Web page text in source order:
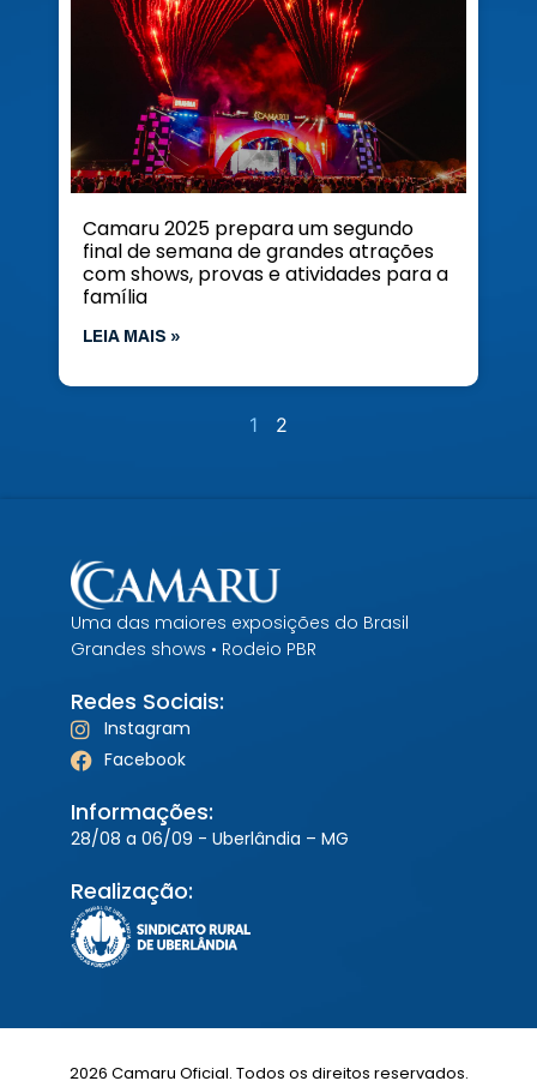
Camaru 2025 prepara um segundo
final de semana de grandes atrações
com shows, provas e atividades para a
família
LEIA MAIS »
1 2
Uma das maiores exposições do Brasil
Grandes shows • Rodeio PBR
Redes Sociais:
Instagram
Facebook
Informações:
28/08 a 06/09 - Uberlândia – MG
Realização:
2026 Camaru Oficial. Todos os direitos reservados.